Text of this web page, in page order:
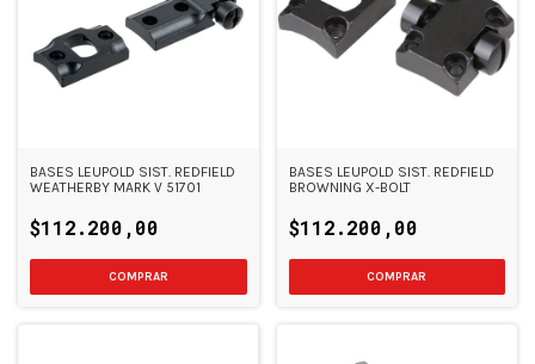
BASES LEUPOLD SIST. REDFIELD
WEATHERBY MARK V 51701
$112.200,00
BASES LEUPOLD SIST. REDFIELD
BROWNING X-BOLT
$112.200,00